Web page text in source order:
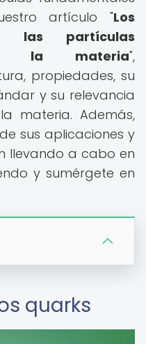
artículo "Los
las partículas
la materia",
propiedades, su
y su relevancia
materia. Además,
sus aplicaciones y
llevando a cabo en
y sumérgete en
quarks